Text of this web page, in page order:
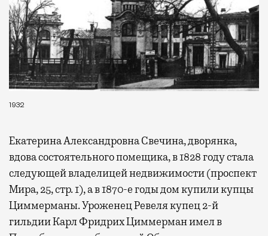
1932
Екатерина Александровна Свечина, дворянка,
вдова состоятельного помещика, в 1828 году стала
следующей владелицей недвижимости (проспект
Мира, 25, стр. 1), а в 1870-е годы дом купили купцы
Циммерманы. Уроженец Ревеля купец 2-й
гильдии Карл Фридрих Циммерман имел в